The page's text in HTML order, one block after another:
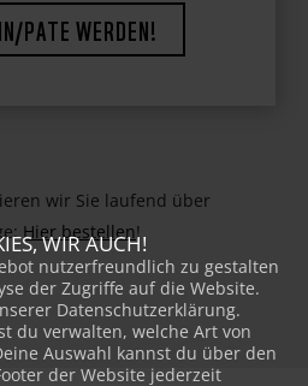
wir Sie laufend über
Hier bestellen!
WIR AUCH!
nutzerfreundlich zu gestalten
der Zugriffe auf die Website.
Datenschutzerklärung.
du verwalten, welche Art von
Auswahl kannst du über den
der Website jederzeit